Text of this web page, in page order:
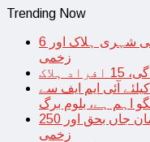
Trending Now
اسرائیل میں میزائل لگنے سے بھارتی شہری ہلاک اور 6
زخمی
آئی ایم ایف سے
اہم ہے، بلوم برگ
بھارت میں مدرسہ مسمار؛ 4 مسلمان جاں بحق اور 250
زخمی